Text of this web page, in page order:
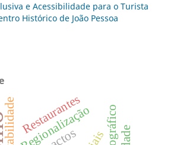
e Acessibilidade para o Turista
Histórico de João Pessoa
Regionalização
Restaurantes